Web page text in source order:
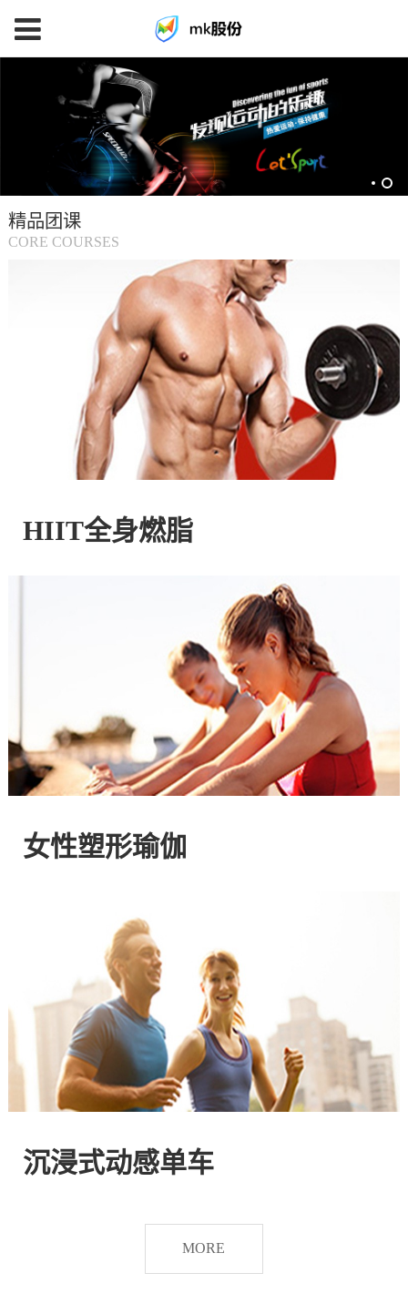
育
(中
有
官
方
网
注
HIIT
燃
精品团课
CORE COURSES
HIIT全身燃脂
女性塑形瑜伽
沉浸式动感单车
MORE